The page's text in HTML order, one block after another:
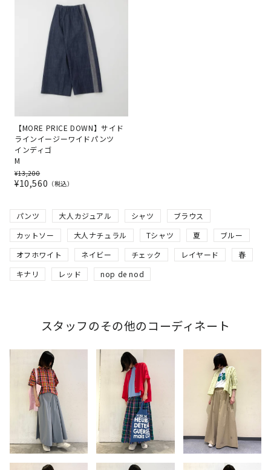
【MORE PRICE DOWN】サイド
ラインイージーワイドパンツ
インディゴ
M
¥13,200
¥10,560 税込
パンツ 大人カジュアル シャツ
ブラウス
カットソー
大人ナチュラル Tシャツ 夏
ブルー
オフホワイト
ネイビー チェック レイヤード
春
キナリ
レッド nop de nod
スタッフのその他のコーディネート